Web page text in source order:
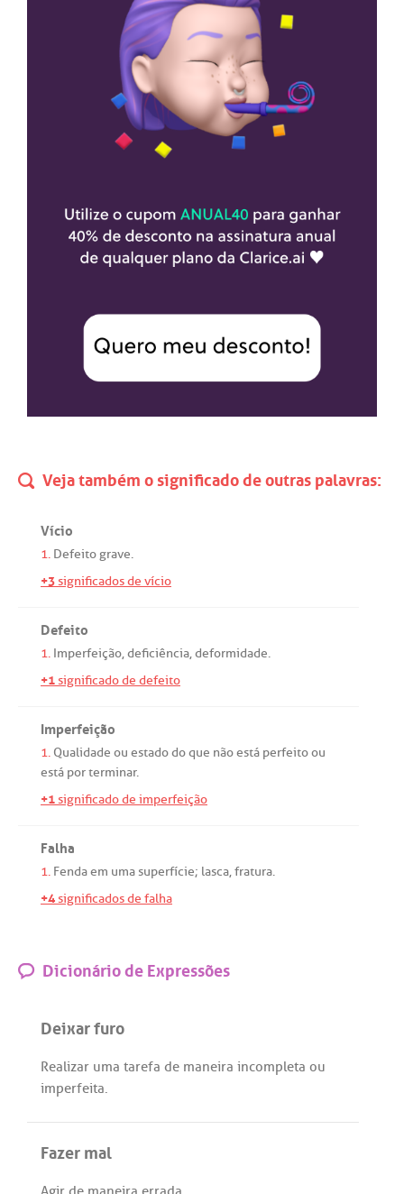
Veja também o significado de outras palavras:
Vício
1. Defeito grave.
+3significados de vício
Defeito
1. Imperfeição,deficiência,deformidade.
+1significado de defeito
Imperfeição
1. Qualidade ou estadodoque nãoestá perfeitoou
está porterminar.
+1significado de imperfeição
Falha
1. Fendaem umasuperfície; lasca,fratura.
+4significados de falha
Dicionário de Expressões
Deixar furo
Realizar uma tarefa de maneira incompleta ou
imperfeita.
Fazer mal